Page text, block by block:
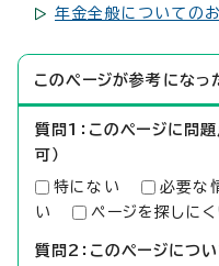
年金全般についての
このページが参考になっ
質問1：このページに問
可）
特にない 必要な
い
ページを探しにく
質問2：このページにつ